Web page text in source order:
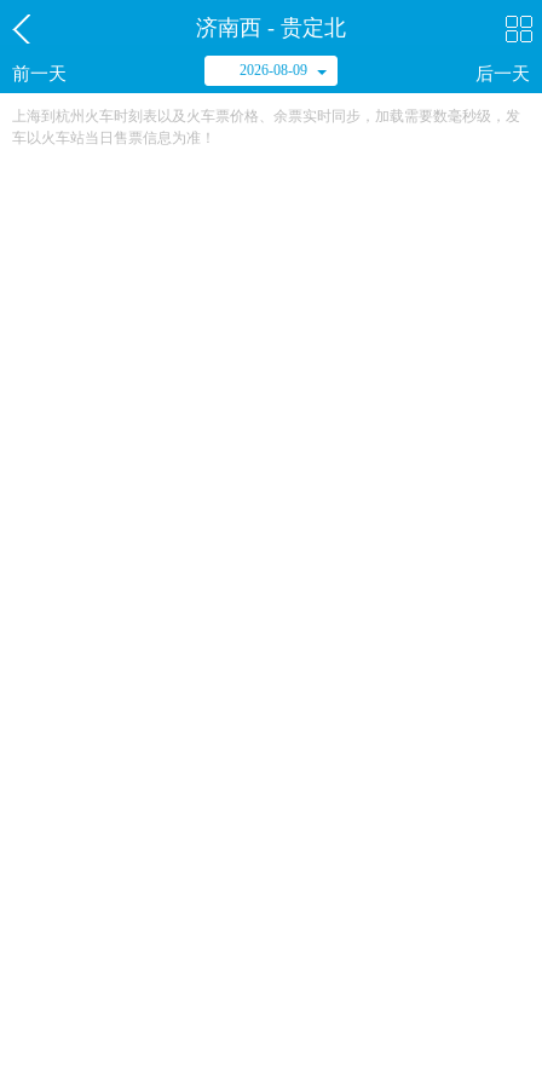
济南西 - 贵定北
前一天 2026-08-09 后一天
上海到杭州火车时刻表以及火车票价格、余票实时同步，加载需要数毫秒级，发
车以火车站当日售票信息为准！